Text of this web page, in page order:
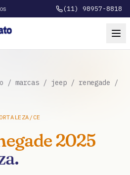
(11) 98957-8818
/ marcas / jeep / renegade /
/ CE
2025
.